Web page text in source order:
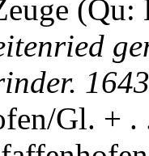
Gl. +